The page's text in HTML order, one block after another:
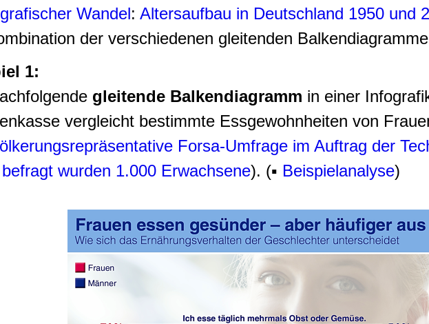
Wandel: Altersaufbau in Deutschland 1950 und
der verschiedenen gleitenden
1:
gleitende Balkendiagramm in einer
vergleicht bestimmte Essgewohnheiten von
Forsa-Umfrage im Auftrag der
wurden 1.000 Erwachsene). (▪ Beispielanalyse)